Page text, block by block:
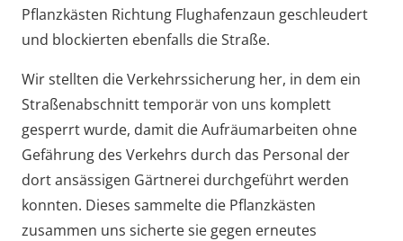
Pflanzkästen Richtung Flughafenzaun geschleudert
und blockierten ebenfalls die Straße.
Wir stellten die Verkehrssicherung her, in dem ein
Straßenabschnitt temporär von uns komplett
gesperrt wurde, damit die Aufräumarbeiten ohne
Gefährung des Verkehrs durch das Personal der
dort ansässigen Gärtnerei durchgeführt werden
konnten. Dieses sammelte die Pflanzkästen
zusammen uns sicherte sie gegen erneutes